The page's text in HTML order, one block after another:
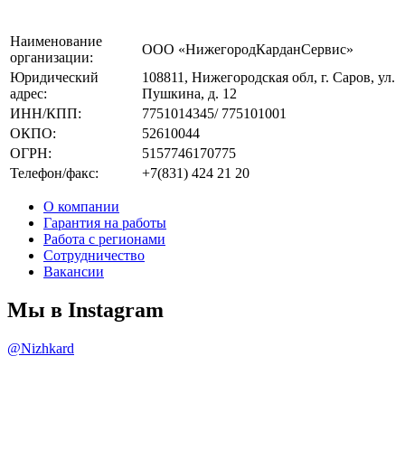
Наименование
организации:
ООО «НижегородКарданСервис»
Юридический
адрес:
108811, Нижегородская обл, г. Саров, ул.
Пушкина, д. 12
ИНН/КПП:
7751014345/ 775101001
ОКПО:
52610044
ОГРН:
5157746170775
Телефон/факс:
+7(831) 424 21 20
О компании
Гарантия на работы
Работа с регионами
Сотрудничество
Вакансии
Мы в Instagram
@Nizhkard